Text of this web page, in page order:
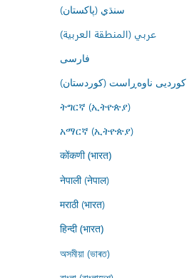
سنڌي (پاکستان)
عربي (المنطقة العربية)
فارسى
کوردیی ناوەڕاست (کوردستان)
ትግርኛ (ኢትዮጵያ)
አማርኛ (ኢትዮጵያ)
कोंकणी (भारत)
नेपाली (नेपाल)
मराठी (भारत)
हिन्दी (भारत)
অসমীয়া (ভাৰত)